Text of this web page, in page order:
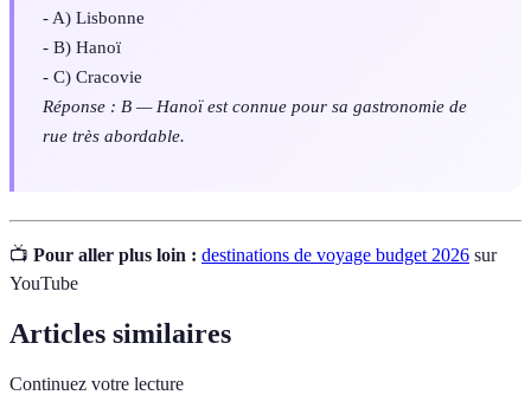
- A) Lisbonne
- B) Hanoï
- C) Cracovie
Réponse : B — Hanoï est connue pour sa gastronomie de
rue très abordable.
📺 Pour aller plus loin : destinations de voyage budget 2026 sur
YouTube
Articles similaires
Continuez votre lecture